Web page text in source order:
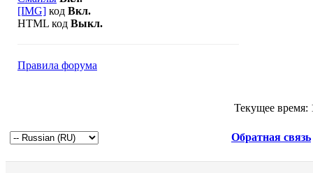
[IMG] код Вкл.
HTML код Выкл.
Правила форума
Текущее время:
Обратная связь